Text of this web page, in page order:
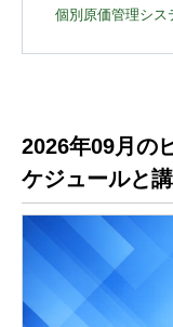
個別原価管理シス
2026年09月の
ケジュールと